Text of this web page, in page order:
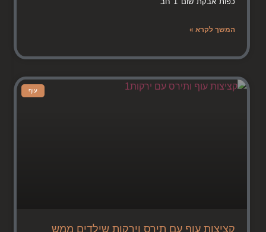
המשך לקרא »
עוף
קציצות עוף עם תירס וירקות שילדים ממש